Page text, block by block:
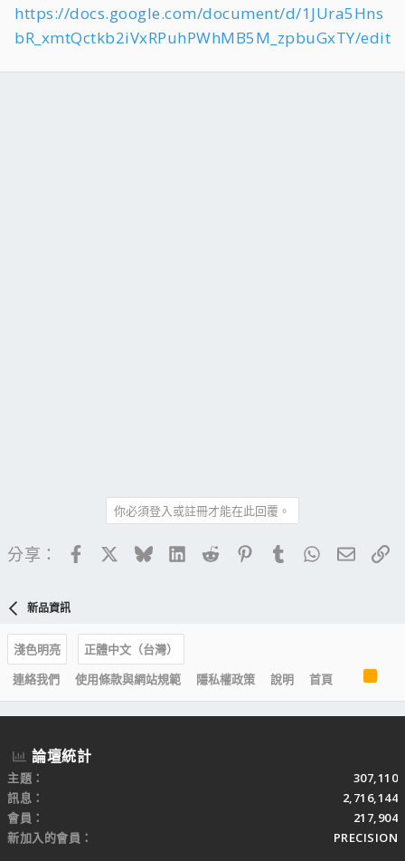
https://docs.google.com/document/d/1JUra5Hns
bR_xmtQctkb2iVxRPuhPWhMB5M_zpbuGxTY/edit
你必須登入或註冊才能在此回覆。
分享： FacebookBlueskyLinkedIn
Reddit PinterestTumblrWhatsApp
電子
新品資訊
淺色明亮
正體中文（台灣）
連絡我們
使用條款與網站規範 隱私權政策 說明 首頁
S
論壇統計
主題
307,110
訊息
2,716,144
會員
217,904
新加入的會員
PRECISION